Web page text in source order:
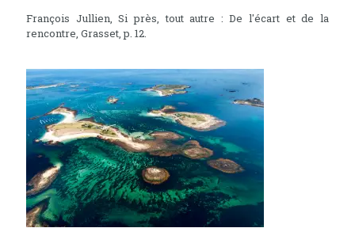
François Jullien, Si près, tout autre : De l'écart et de la
rencontre, Grasset, p. 12.